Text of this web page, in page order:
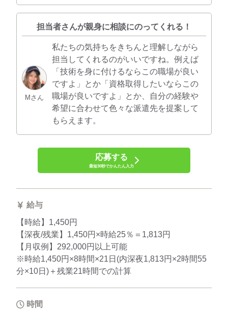
担当者さんが親身に相談にのってくれる！
Mさん
私たちの気持ちをきちんと理解しながら
担当してくれるのがいいですね。例えば
「技術を身に付けるならこの職場が良い
ですよ」とか「資格取得したいならこの
職場が良いですよ」とか、自分の経験や
希望に合わせて色々な派遣先を提案して
もらえます。
応募する
最短30秒でかんたん入力
給与
【時給】1,450円
【深夜/残業】1,450円×時給25％＝1,813円
【月収例】292,000円以上可能
※時給1,450円×8時間×21日(内深夜1,813円×2時間55
分×10日)＋残業21時間での計算
時間